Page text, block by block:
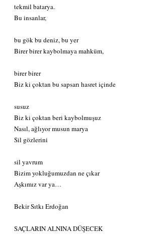
tekmil batarya.
Bu insanlar,
bu gök bu deniz, bu yer
Birer birer kaybolmaya mahküm,
birer birer
Biz ki çoktan bu sapsarı hasret içinde
susuz
Biz ki çoktan beri kaybolmuşuz
Nasıl, ağlıyor musun marya
Sil gözlerini
sil yavrum
Bizim yokluğumuzdan ne çıkar
Aşkımız var ya…
Bekir Sıtkı Erdoğan
SAÇLARIN ALNINA DÜŞECEK